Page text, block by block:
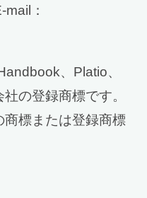
：
、Platio、
の登録商標です。
標または登録商標